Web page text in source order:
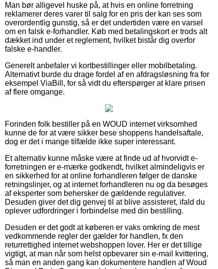
Man bør alligevel huske på, at hvis en online forretning
reklamerer deres varer til salg for en pris der kan ses som
overordentlig gunstig, så er det undertiden være en varsel
om en falsk e-forhandler. Køb med betalingskort er trods alt
dækket ind under et reglement, hvilket bistår dig overfor
falske e-handler.
Generelt anbefaler vi kortbestillinger eller mobilbetaling.
Alternativt burde du drage fordel af en afdragsløsning fra for
eksempel ViaBill, for så vidt du efterspørger at klare prisen
af flere omgange.
Forinden folk bestiller på en WOUD internet virksomhed
kunne de for at være sikker bese shoppens handelsaftale,
dog er det i mange tilfælde ikke super interessant.
Et alternativ kunne måske være at finde ud af hvorvidt e-
forretningen er e-mærke godkendt, hvilket almindeligvis er
en sikkerhed for at online forhandleren følger de danske
retningslinjer, og at internet forhandleren nu og da besøges
af eksperter som behersker de gældende regulativer.
Desuden giver det dig genvej til at blive assisteret, ifald du
oplever udfordringer i forbindelse med din bestilling.
Desuden er det godt at køberen er vaks omkring de mest
vedkommende regler der gælder for handlen, fx den
returrettighed internet webshoppen lover. Her er det tillige
vigtigt, at man når som helst opbevarer sin e-mail kvittering,
så man en anden gang kan dokumentere handlen af Woud